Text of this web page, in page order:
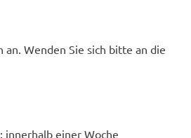
an. Wenden Sie sich bitte an die
innerhalb einer Woche